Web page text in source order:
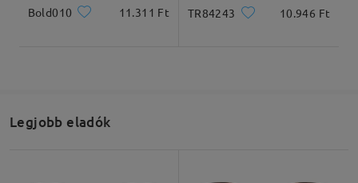
Bold010 11.311 Ft TR84243 10.946 Ft
Legjobb eladók